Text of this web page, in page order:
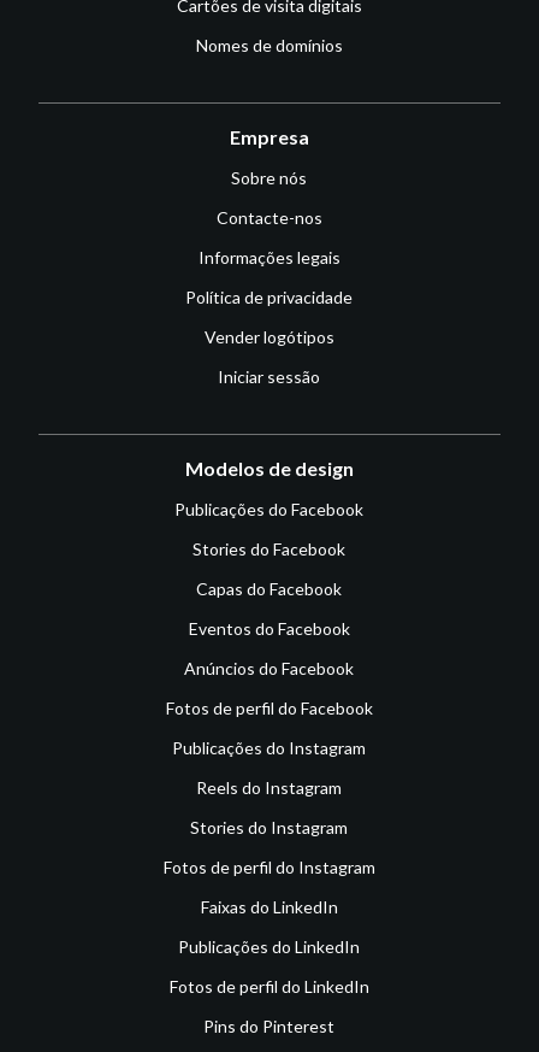
Cartões de visita digitais
Nomes de domínios
Empresa
Sobre nós
Contacte-nos
Informações legais
Política de privacidade
Vender logótipos
Iniciar sessão
Modelos de design
Publicações do Facebook
Stories do Facebook
Capas do Facebook
Eventos do Facebook
Anúncios do Facebook
Fotos de perfil do Facebook
Publicações do Instagram
Reels do Instagram
Stories do Instagram
Fotos de perfil do Instagram
Faixas do LinkedIn
Publicações do LinkedIn
Fotos de perfil do LinkedIn
Pins do Pinterest